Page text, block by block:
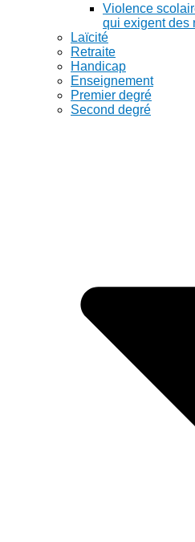
Violence
qui exigent des
Laïcité
Retraite
Handicap
Enseignement
Premier degré
Second degré